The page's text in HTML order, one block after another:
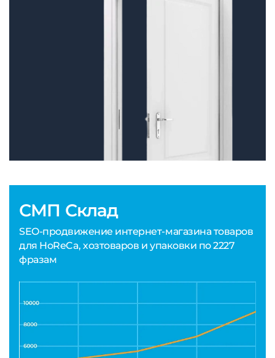
СМП Склад
SEO-продвижение интернет-магазина товаров
для HoReCa, хозтоваров и упаковки по 2227
фразам